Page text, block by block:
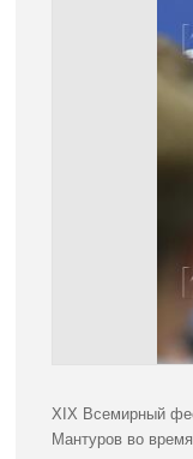
XIX Всемирный
Мантуров во